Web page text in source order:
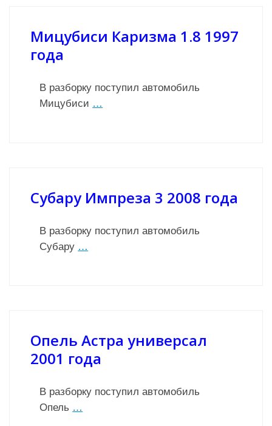
Мицубиси Каризма 1.8 1997
года
В разборку поступил автомобиль
Мицубиси …
Субару Импреза 3 2008 года
В разборку поступил автомобиль
Субару …
Опель Астра универсал
2001 года
В разборку поступил автомобиль
Опель …